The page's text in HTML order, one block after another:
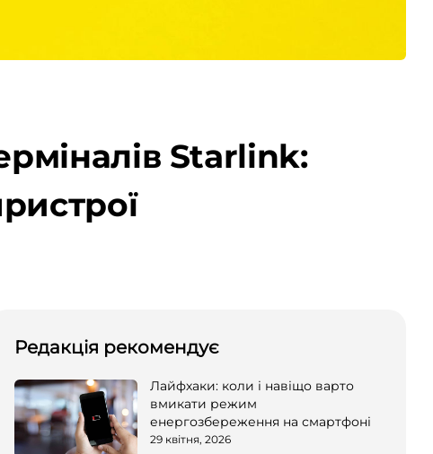
Starlink:
Редакція рекомендує
Лайфхаки: коли і навіщо варто
вмикати режим
енергозбереження на смартфоні
29 квітня, 2026